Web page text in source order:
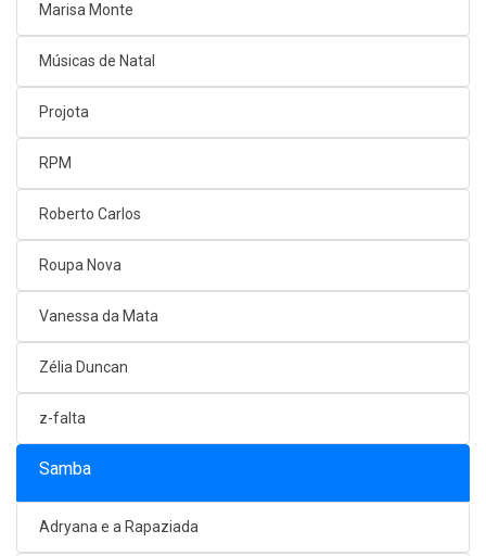
Marisa Monte
Músicas de Natal
Projota
RPM
Roberto Carlos
Roupa Nova
Vanessa da Mata
Zélia Duncan
z-falta
Samba
Adryana e a Rapaziada